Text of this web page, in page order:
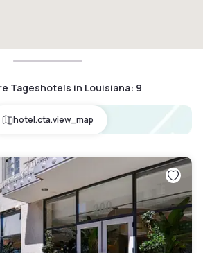
Tageshotels in Louisiana: 9
hotel.cta.view_map